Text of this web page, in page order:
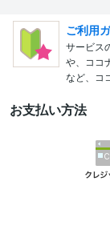
ご利用
サービス
や、ココ
など、コ
お支払い方法